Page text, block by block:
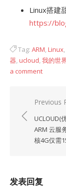
Linux搭建
https://
Tag: ARM,Linux,
器,ucloud,我的世
a comment
章
Previous
UCLOUD(
ARM 云服
核4G仅需
发表回复